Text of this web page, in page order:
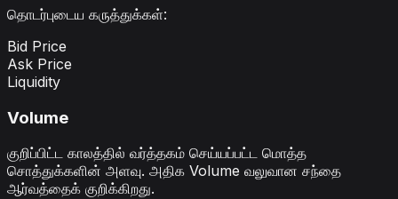
தொடர்புடைய கருத்துக்கள்:
Bid Price
Ask Price
Liquidity
Volume
குறிப்பிட்ட காலத்தில் வர்த்தகம் செய்யப்பட்ட மொத்த
சொத்துக்களின் அளவு. அதிக Volume வலுவான சந்தை
ஆர்வத்தைக் குறிக்கிறது.